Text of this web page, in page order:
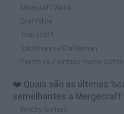
Minecraft World
CraftMine
Trap Craft
Stickman vs Craftsman
Plants vs Zombies: Home
❤️ Quais são as últimas
semelhantes a
Witchy Sisters